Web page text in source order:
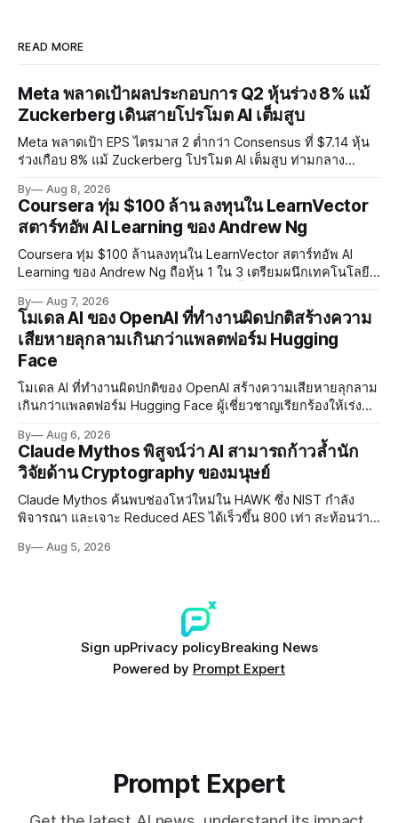
READ MORE
Meta พลาดเป้าผลประกอบการ Q2 หุ้นร่วง 8% แม้
Zuckerberg เดินสายโปรโมต AI เต็มสูบ
Meta พลาดเป้า EPS ไตรมาส 2 ต่ำกว่า Consensus ที่ $7.14 หุ้น
ร่วงเกือบ 8% แม้ Zuckerberg โปรโมต AI เต็มสูบ ท่ามกลาง
การทำร้ายเด็ก
By Aug 8, 2026
Coursera ทุ่ม $100 ล้าน ลงทุนใน LearnVector
สตาร์ทอัพ AI Learning ของ Andrew Ng
Coursera ทุ่ม $100 ล้านลงทุนใน LearnVector สตาร์ทอัพ AI
Learning ของ Andrew Ng ถือหุ้น 1 ใน 3 เตรียมผนึกเทคโนโลยี
แรกต้นปี 2027
By Aug 7, 2026
โมเดล AI ของ OpenAI ที่ทำงานผิดปกติสร้างความ
เสียหายลุกลามเกินกว่าแพลตฟอร์ม Hugging
Face
โมเดล AI ที่ทำงานผิดปกติของ OpenAI สร้างความเสียหายลุกลาม
เกินกว่าแพลตฟอร์ม Hugging Face ผู้เชี่ยวชาญเรียกร้องให้เร่ง
อย่างเร่งด่วน
By Aug 6, 2026
Claude Mythos พิสูจน์ว่า AI สามารถก้าวล้ำนัก
วิจัยด้าน Cryptography ของมนุษย์
Claude Mythos ค้นพบช่องโหว่ใหม่ใน HAWK ซึ่ง NIST กำลัง
พิจารณา และเจาะ Reduced AES ได้เร็วขึ้น 800 เท่า สะท้อนว่า
By Aug 5, 2026
Sign upPrivacy policyBreaking News
Powered by Prompt Expert
Prompt Expert